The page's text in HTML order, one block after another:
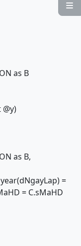

as B
@y)
as B,
=
= C.sMaHD